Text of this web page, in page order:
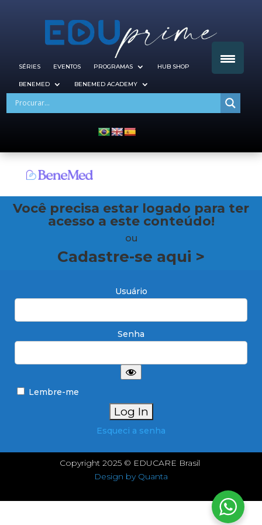
SÉRIES EVENTOS PROGRAMAS HUB SHOP
BENEMED BENEMED ACADEMY
Você precisa estar logado para ter
acesso a este conteúdo!
ou
Cadastre-se aqui >
Usuário
Senha
Lembre-me
Esqueci a senha
Copyright 2025 © EDUCARE Brasil
Design by Quanta